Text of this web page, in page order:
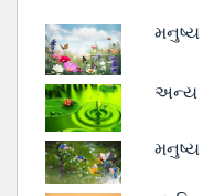
મનુષ્ય
અન્ય
મનુષ્ય